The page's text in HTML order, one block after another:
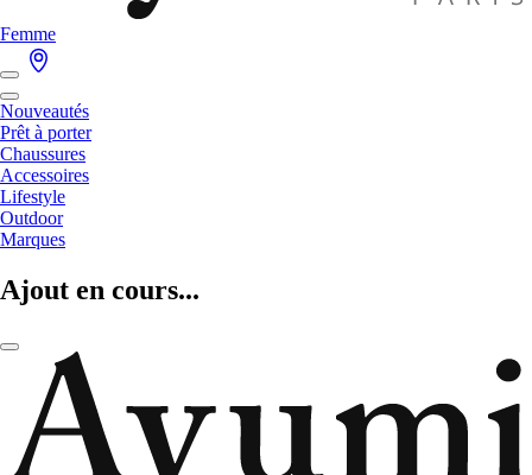
Femme
Nouveautés
Prêt à porter
Chaussures
Accessoires
Lifestyle
Outdoor
Marques
Ajout en cours...